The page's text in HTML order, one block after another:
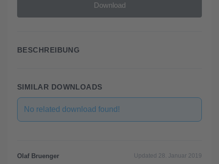
Download
BESCHREIBUNG
SIMILAR DOWNLOADS
No related download found!
Olaf Bruenger Updated 28. Januar 2019